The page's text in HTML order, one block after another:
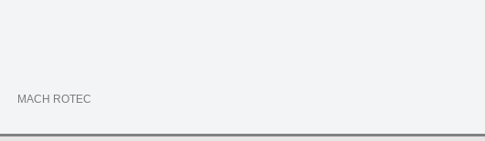
MACH ROTEC